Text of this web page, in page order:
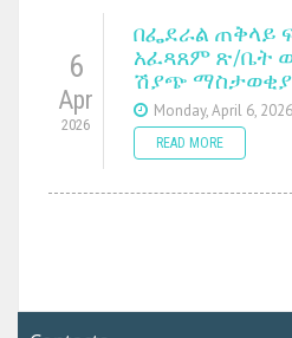
6
Apr
2026
በፌደራል ጠቅላይ
አፈጻጸም ጽ/ቤት
ሽያጭ ማስታወቂያ
Monday, April 6, 2026
READ MORE